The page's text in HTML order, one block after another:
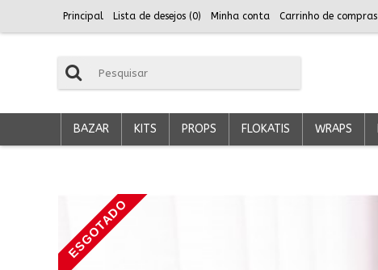
Principal Lista de desejos (0) Minha conta Carrinho de compras
BAZAR KITS PROPS FLOKATIS WRAPS
ESGOTADO